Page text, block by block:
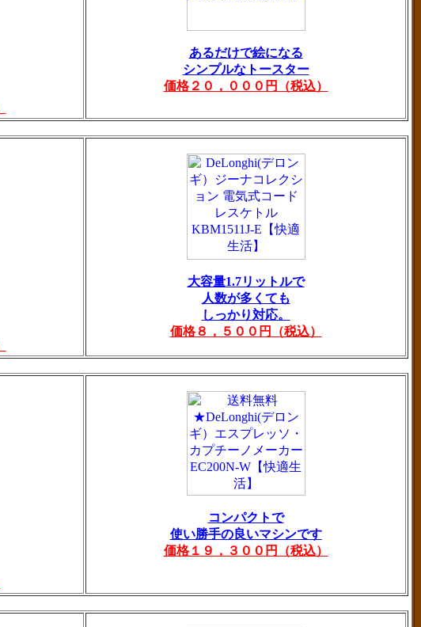
あるだけで絵になる
シンプルなトースター
価格２０，０００円（税込）
大容量1.7リットルで
人数が多くても
しっかり対応。
価格８，５００円（税込）
コンパクトで
使い勝手の良いマシンです
価格１９，３００円（税込）